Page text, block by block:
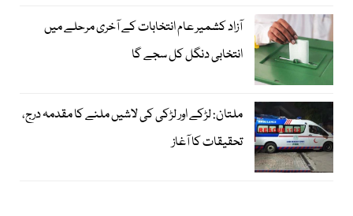
آزاد کشمیر عام انتخابات کے آخری مرحلے میں
انتخابی دنگل کل سجے گا
ملتان: لڑکے اور لڑکی کی لاشیں ملنے کا مقدمہ درج،
تحقیقات کا آغاز